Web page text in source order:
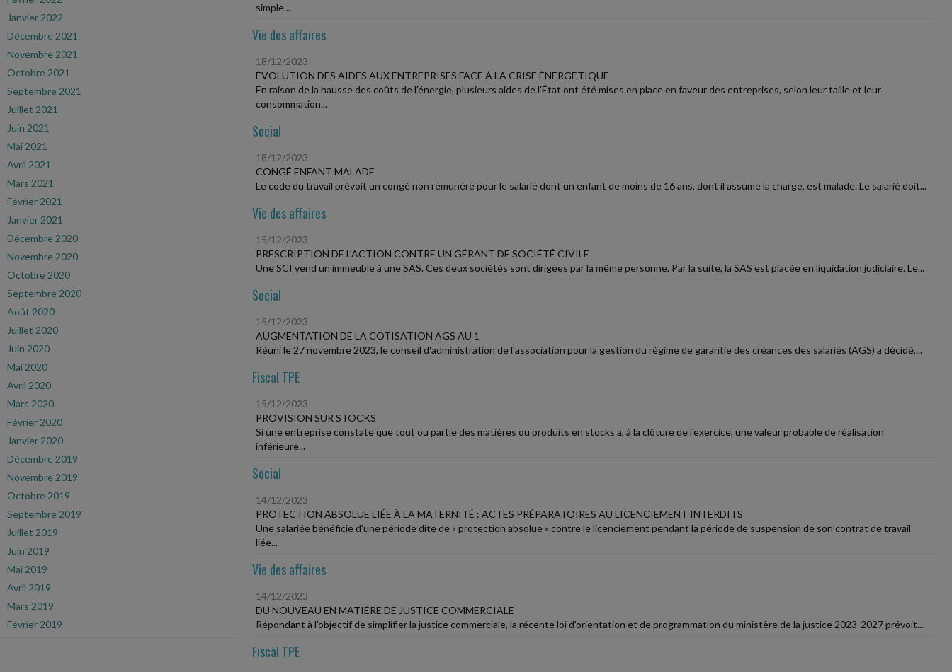
Janvier 2022
Décembre 2021
Novembre 2021
Octobre 2021
Septembre 2021
Juillet 2021
Juin 2021
Mai 2021
Avril 2021
Mars 2021
Février 2021
Janvier 2021
Décembre 2020
Novembre 2020
Octobre 2020
Septembre 2020
Août 2020
Juillet 2020
Juin 2020
Mai 2020
Avril 2020
Mars 2020
Février 2020
Janvier 2020
Décembre 2019
Novembre 2019
Octobre 2019
Septembre 2019
Juillet 2019
Juin 2019
Mai 2019
Avril 2019
Mars 2019
Février 2019
simple...
Vie des affaires
18/12/2023
ÉVOLUTION DES AIDES AUX ENTREPRISES FACE À LA CRISE ÉNERGÉTIQUE
En raison de la hausse des coûts de l'énergie, plusieurs aides de l'État ont été mises en place en faveur des entreprises, selon leur taille et leur
consommation...
Social
18/12/2023
CONGÉ ENFANT MALADE
Le code du travail prévoit un congé non rémunéré pour le salarié dont un enfant de moins de 16 ans, dont il assume la charge, est malade. Le salarié doit...
Vie des affaires
15/12/2023
PRESCRIPTION DE L'ACTION CONTRE UN GÉRANT DE SOCIÉTÉ CIVILE
Une SCI vend un immeuble à une SAS. Ces deux sociétés sont dirigées par la même personne. Par la suite, la SAS est placée en liquidation judiciaire. Le...
Social
15/12/2023
AUGMENTATION DE LA COTISATION AGS AU 1
Réuni le 27 novembre 2023, le conseil d'administration de l'association pour la gestion du régime de garantie des créances des salariés (AGS) a décidé,...
Fiscal TPE
15/12/2023
PROVISION SUR STOCKS
Si une entreprise constate que tout ou partie des matières ou produits en stocks a, à la clôture de l'exercice, une valeur probable de réalisation
inférieure...
Social
14/12/2023
PROTECTION ABSOLUE LIÉE À LA MATERNITÉ : ACTES PRÉPARATOIRES AU LICENCIEMENT INTERDITS
Une salariée bénéficie d'une période dite de « protection absolue » contre le licenciement pendant la période de suspension de son contrat de travail
liée...
Vie des affaires
14/12/2023
DU NOUVEAU EN MATIÈRE DE JUSTICE COMMERCIALE
Répondant à l'objectif de simplifier la justice commerciale, la récente loi d'orientation et de programmation du ministère de la justice 2023-2027 prévoit...
Fiscal TPE